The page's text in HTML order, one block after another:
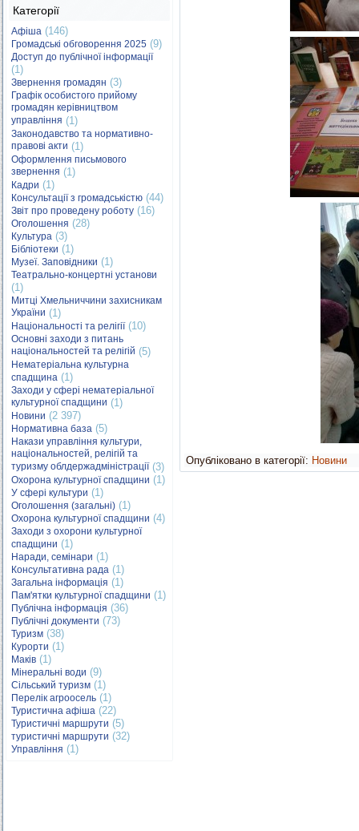
Категорії
Афіша (146)
Громадські обговорення 2025 (9)
Доступ до публічної інформації
(1)
Звернення громадян (3)
Графік особистого прийому
громадян керівництвом
управління (1)
Законодавство та нормативно-
правові акти (1)
Оформлення письмового
звернення (1)
Кадри (1)
Консультації з громадськістю (44)
Звіт про проведену роботу (16)
Оголошення (28)
Культура (3)
Бібліотеки (1)
Музеї. Заповідники (1)
Театрально-концертні установи
(1)
Митці Хмельниччини захисникам
України (1)
Національності та релігії(10)
Основні заходи з питань
національностей та релігій (5)
Нематеріальна культурна
спадщина (1)
Заходи у сфері нематеріальної
культурної спадщини (1)
Новини (2 397)
Нормативна база (5)
Накази управління культури,
національностей, релігій та
туризму облдержадміністрації(3)
Охорона культурної спадщини (1)
У сфері культури (1)
Оголошення (загальні) (1)
Охорона культурної спадщини (4)
Заходи з охорони культурної
спадщини (1)
Наради, семінари (1)
Консультативна рада (1)
Загальна інформація (1)
Пам'ятки культурної спадщини (1)
Публічна інформація (36)
Публічні документи (73)
Туризм (38)
Курорти (1)
Маків (1)
Мінеральні води (9)
Сільський туризм (1)
Перелік агроосель (1)
Туристична афіша (22)
Туристичні маршрути (5)
туристичні маршрути (32)
Управління (1)
Опубліковано в категорії: Новини